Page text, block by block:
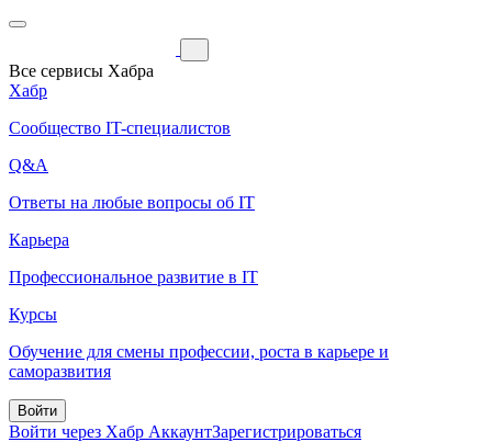
Все сервисы Хабра
Хабр
Сообщество IT-специалистов
Q&A
Ответы на любые вопросы об IT
Карьера
Профессиональное развитие в IT
Курсы
Обучение для смены профессии, роста в карьере и
саморазвития
Войти
Войти через Хабр АккаунтЗарегистрироваться